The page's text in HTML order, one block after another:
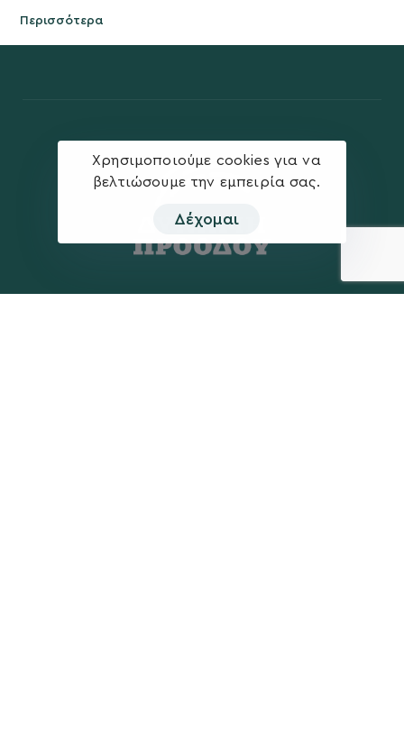
Περισσότερα
Χρησιμοποιούμε cookies για να
βελτιώσουμε την εμπειρία σας.
Δέχομαι